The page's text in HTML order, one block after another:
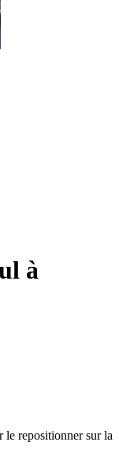
à
le repositionner sur la